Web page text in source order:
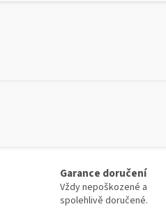
Garance doručení
Vždy nepoškozené a
spolehlivě doručené.